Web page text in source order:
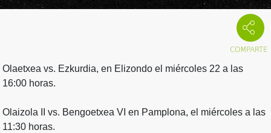
Olaetxea vs. Ezkurdia, en Elizondo el miércoles 22 a las
16:00 horas.
Olaizola II vs. Bengoetxea VI en Pamplona, el miércoles a las
11:30 horas.